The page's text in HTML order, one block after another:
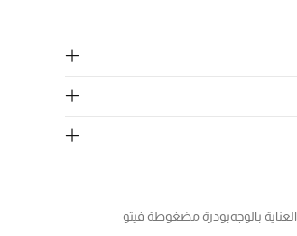
العناية بالوجهبودرة مضغوطة فيتو